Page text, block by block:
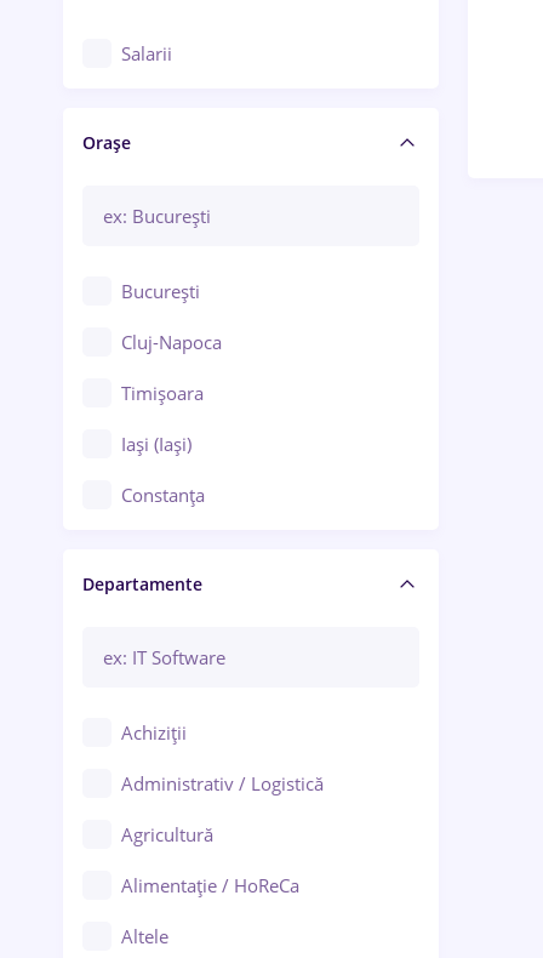
Salarii
Orașe
București
Cluj-Napoca
Timișoara
Iași (Iași)
Constanța
Brașov
Bacău
Galați (Galați)
Ploiești
Departamente
Achiziții
Administrativ / Logistică
Agricultură
Alimentație / HoReCa
Altele